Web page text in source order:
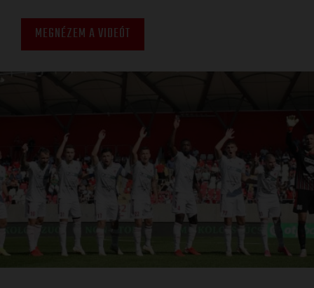
MEGNÉZEM A VIDEÓT